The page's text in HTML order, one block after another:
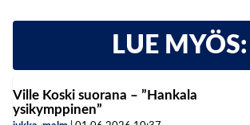
LUE MYÖS:
Ville Koski suorana – ”Hankala
ysikymppinen”